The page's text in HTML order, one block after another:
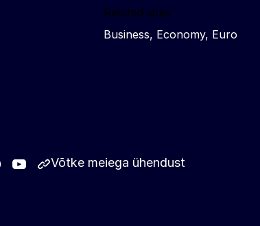
Related sites
Business, Economy, Euro
FacebookYoutubeOther networks
Võtke meiega ühendust